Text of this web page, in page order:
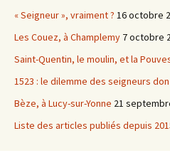
« Seigneur », vraiment ? 16 octobre
Les Couez, à Champlemy 7 octobre
Saint-Quentin, le moulin, et la
1523 : le dilemme des seigneurs
Bèze, à Lucy-sur-Yonne 21
Liste des articles publiés depuis